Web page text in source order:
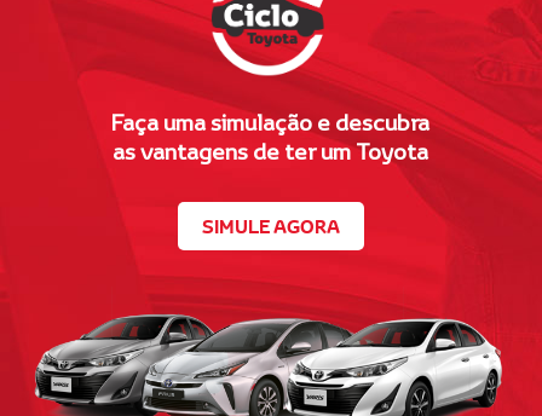
Faça uma simulação e descubra
as vantagens de ter um Toyota
SIMULE AGORA